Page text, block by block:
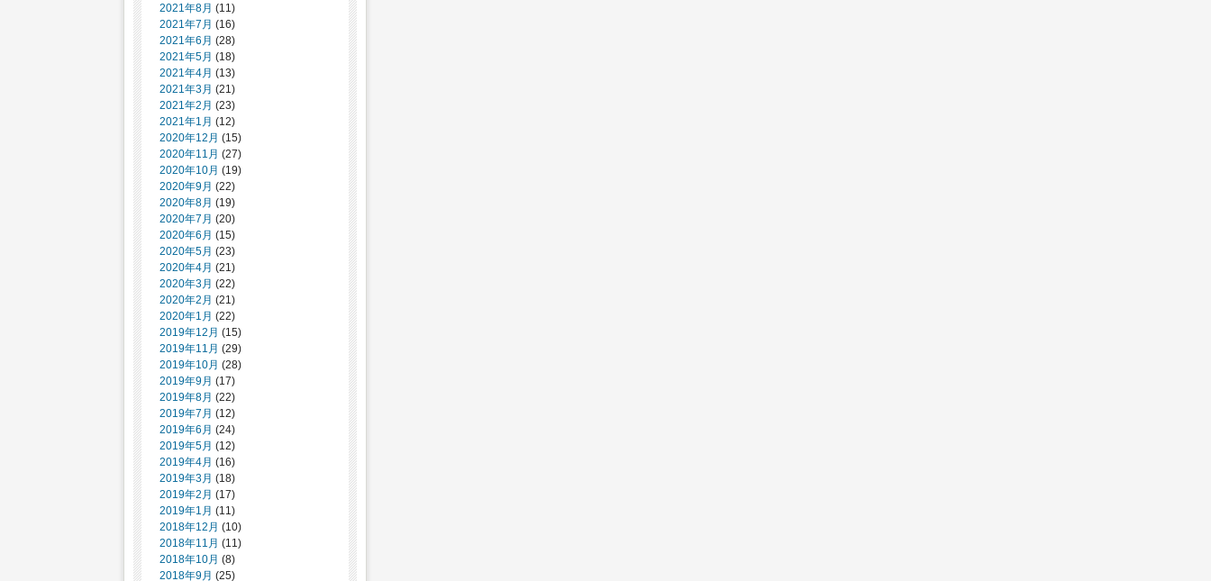
2021年8月 (11)
2021年7月 (16)
2021年6月 (28)
2021年5月 (18)
2021年4月 (13)
2021年3月 (21)
2021年2月 (23)
2021年1月 (12)
2020年12月 (15)
2020年11月 (27)
2020年10月 (19)
2020年9月 (22)
2020年8月 (19)
2020年7月 (20)
2020年6月 (15)
2020年5月 (23)
2020年4月 (21)
2020年3月 (22)
2020年2月 (21)
2020年1月 (22)
2019年12月 (15)
2019年11月 (29)
2019年10月 (28)
2019年9月 (17)
2019年8月 (22)
2019年7月 (12)
2019年6月 (24)
2019年5月 (12)
2019年4月 (16)
2019年3月 (18)
2019年2月 (17)
2019年1月 (11)
2018年12月 (10)
2018年11月 (11)
2018年10月 (8)
2018年9月 (25)